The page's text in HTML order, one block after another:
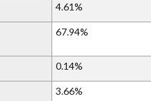
4.61%
67.94%
0.14%
3.66%